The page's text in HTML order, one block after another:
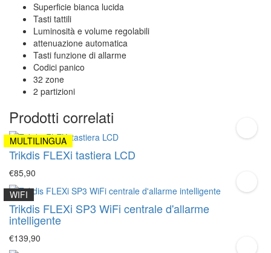
Superficie bianca lucida
Tasti tattili
Luminosità e volume regolabili
attenuazione automatica
Tasti funzione di allarme
Codici panico
32 zone
2 partizioni
Prodotti correlati
MULTILINGUA
Trikdis FLEXi tastiera LCD
€85,90
WIFI
Trikdis FLEXi SP3 WiFi centrale d'allarme
intelligente
€139,90